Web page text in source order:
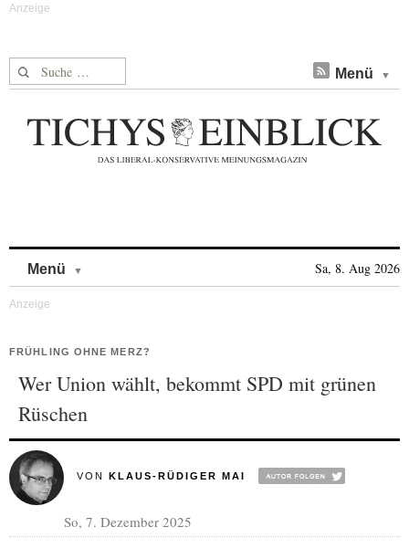
Suche nach: Menü
Menü Sa, 8. Aug 2026
FRÜHLING OHNE MERZ?
Wer Union wählt, bekommt SPD mit grünen
Rüschen
VON KLAUS-RÜDIGER MAI
So, 7. Dezember 2025